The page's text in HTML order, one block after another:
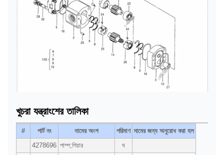
খুচরা যন্ত্রাংশের তালিকা
# পার্ট নং নামের অংশ পরিমাণ দামের জন্য অনুরোধ করা হল
4278696 পাম্প;গিয়ার
ঘ